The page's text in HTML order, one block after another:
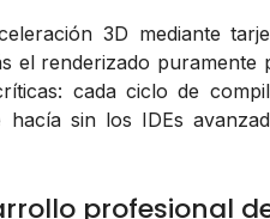
3D mediante
el renderizado puramente
cada ciclo de
sin los IDEs
profesional